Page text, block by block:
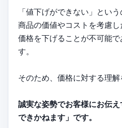
「値下げができない」という
商品の価値やコストを考慮し
価格を下げることが不可能
す。
そのため、価格に対する理解
誠実な姿勢でお客様にお伝
できかねます」です。